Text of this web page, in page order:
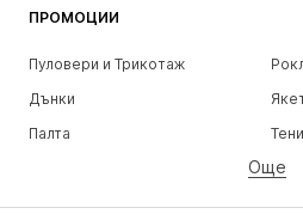
ПРОМОЦИИ
Пуловери и Трикотаж
Дънки
Палта
Поли
Още